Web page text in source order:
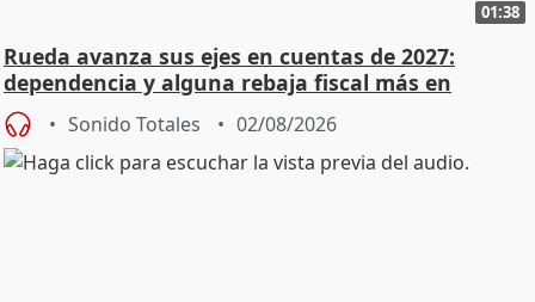
01:38
Rueda avanza sus ejes en cuentas de 2027:
dependencia y alguna rebaja fiscal más en
vivienda
Sonido Totales 02/08/2026